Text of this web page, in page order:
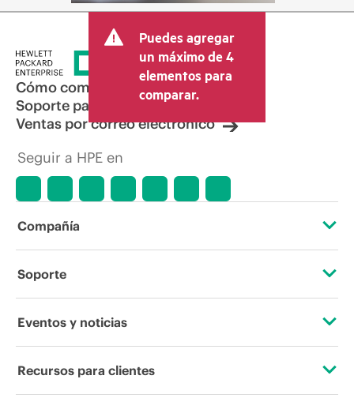
Puedes agregar
un máximo de 4
elementos para
comparar.
Cómo comprar
Soporte para productos
Ventas por correo electrónico
Seguir a HPE en
Compañía
Acerca de HPE
Responsabilidad corporativa
Soporte
Servicios de soporte operativo
Eventos y noticias
Eventos
Recursos para clientes